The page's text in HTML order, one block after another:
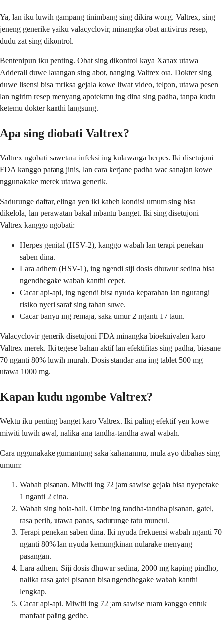
Ya, lan iku luwih gampang tinimbang sing dikira wong. Valtrex, sing
jeneng generike yaiku valacyclovir, minangka obat antivirus resep,
dudu zat sing dikontrol.
Bentenipun iku penting. Obat sing dikontrol kaya Xanax utawa
Adderall duwe larangan sing abot, nanging Valtrex ora. Dokter sing
duwe lisensi bisa mriksa gejala kowe liwat video, telpon, utawa pesen
lan ngirim resep menyang apotekmu ing dina sing padha, tanpa kudu
ketemu dokter kanthi langsung.
Apa sing diobati Valtrex?
Valtrex ngobati sawetara infeksi ing kulawarga herpes. Iki disetujoni
FDA kanggo patang jinis, lan cara kerjane padha wae sanajan kowe
nggunakake merek utawa generik.
Sadurunge daftar, elinga yen iki kabeh kondisi umum sing bisa
dikelola, lan perawatan bakal mbantu banget. Iki sing disetujoni
Valtrex kanggo ngobati:
Herpes genital (HSV-2), kanggo wabah lan terapi penekan
saben dina.
Lara adhem (HSV-1), ing ngendi siji dosis dhuwur sedina bisa
ngendhegake wabah kanthi cepet.
Cacar api-api, ing ngendi bisa nyuda keparahan lan ngurangi
risiko nyeri saraf sing tahan suwe.
Cacar banyu ing remaja, saka umur 2 nganti 17 taun.
Valacyclovir generik disetujoni FDA minangka bioekuivalen karo
Valtrex merek. Iki tegese bahan aktif lan efektifitas sing padha, biasane
70 nganti 80% luwih murah. Dosis standar ana ing tablet 500 mg
utawa 1000 mg.
Kapan kudu ngombe Valtrex?
Wektu iku penting banget karo Valtrex. Iki paling efektif yen kowe
miwiti luwih awal, nalika ana tandha-tandha awal wabah.
Cara nggunakake gumantung saka kahananmu, mula ayo dibahas sing
umum:
Wabah pisanan. Miwiti ing 72 jam sawise gejala bisa nyepetake
1 nganti 2 dina.
Wabah sing bola-bali. Ombe ing tandha-tandha pisanan, gatel,
rasa perih, utawa panas, sadurunge tatu muncul.
Terapi penekan saben dina. Iki nyuda frekuensi wabah nganti 70
nganti 80% lan nyuda kemungkinan nularake menyang
pasangan.
Lara adhem. Siji dosis dhuwur sedina, 2000 mg kaping pindho,
nalika rasa gatel pisanan bisa ngendhegake wabah kanthi
lengkap.
Cacar api-api. Miwiti ing 72 jam sawise ruam kanggo entuk
manfaat paling gedhe.